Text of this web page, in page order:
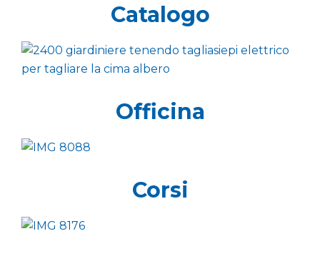
Catalogo
Officina
Corsi